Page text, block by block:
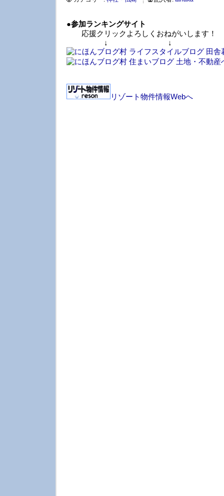
●参加ランキングサイト
応援クリックよろしくおねがいします！
↓ ↓
リゾート物件情報Webへ